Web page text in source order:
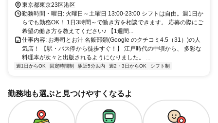
新橋駅 徒歩3分 都営三田線 内幸町駅 徒歩5分 ・最寄りバス停 港
区コミュニティバス（ちぃばす）烏森神社バス停から徒歩1分 都営バ
ス新橋駅北口バス停から徒歩3分 都営バス新橋駅前バス停から徒歩5
分 車通勤OKですしバイク通勤OKです！ ＪＲ山手線・京浜東北線の
有楽町駅からは2分、浜松町駅からで3分で電車通勤でき、田町駅から
5分、神田駅からで7分で電車通勤できます！ ＪＲ東海道本線・横須
賀線では東京駅から3分、品川駅から5分でスムーズにアクセス可能で
す！ 東京メトロ銀座線だと虎ノ門駅（1分）、銀座駅（1分）、京橋
ン、ファミリーマート、ローソンはもちろん、もとまちユニオン新橋
店や肉のハナマサ 銀座店などがありますので、通勤前後の買い物に
便利です！ Google口コミ4.3(1710)喫茶店 カフェ・ド・ランブル
（Cafe de L'Ambre）や4.0(163)knit cafe 森のこぶたなどの素敵なカ
東京都東京23区港区
勤務時間・曜日: 火曜日～土曜日 13:00-23:00 シフトは自由。週1日か
らでも勤務OK！ 1日3時間～で働き方を相談できます。 応募の際にご
希望の働き方を教えてください♪ 【1週間...
仕事内容: お寿司とお汁 名飯部類(Google のクチコミ4.5（31）)の人
気店！ 【駅・バス停から徒歩すぐ！】 江戸時代の中頃から、 多彩な
料理本が次々と出版されるようになりました。 ...
週1日からOK 固定時間制 駅近5分以内 週2・3日からOK シフト制
勤務地も選ぶと見つけやすくなるよ